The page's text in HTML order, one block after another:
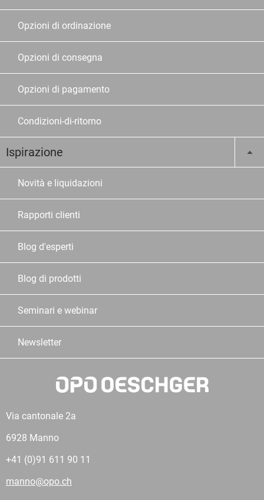
Opzioni di ordinazione
Opzioni di consegna
Opzioni di pagamento
Condizioni-di-ritorno
Ispirazione
Novità e liquidazioni
Rapporti clienti
Blog d'esperti
Blog di prodotti
Seminari e webinar
Newsletter
Via cantonale 2a
6928 Manno
+41 (0)91 611 90 11
manno@opo.ch